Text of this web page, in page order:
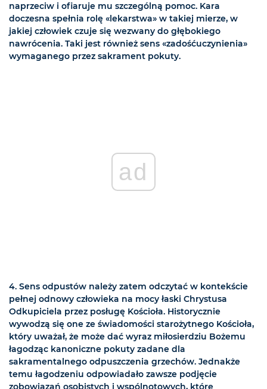
naprzeciw i ofiaruje mu szczególną pomoc. Kara
doczesna spełnia rolę «lekarstwa» w takiej mierze, w
jakiej człowiek czuje się wezwany do głębokiego
nawrócenia. Taki jest również sens «zadośćuczynienia»
wymaganego przez sakrament pokuty.
ad
4. Sens odpustów należy zatem odczytać w kontekście
pełnej odnowy człowieka na mocy łaski Chrystusa
Odkupiciela przez posługę Kościoła. Historycznie
wywodzą się one ze świadomości starożytnego Kościoła,
który uważał, że może dać wyraz miłosierdziu Bożemu
łagodząc kanoniczne pokuty zadane dla
sakramentalnego odpuszczenia grzechów. Jednakże
temu łagodzeniu odpowiadało zawsze podjęcie
zobowiązań osobistych i wspólnotowych, które